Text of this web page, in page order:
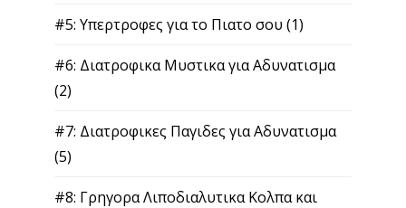
#5: Υπερτροφες για το Πιατο σου (1)
#6: Διατροφικα Μυστικα για Αδυνατισμα
(2)
#7: Διατροφικες Παγιδες για Αδυνατισμα
(5)
#8: Γρηγορα Λιποδιαλυτικα Κολπα και